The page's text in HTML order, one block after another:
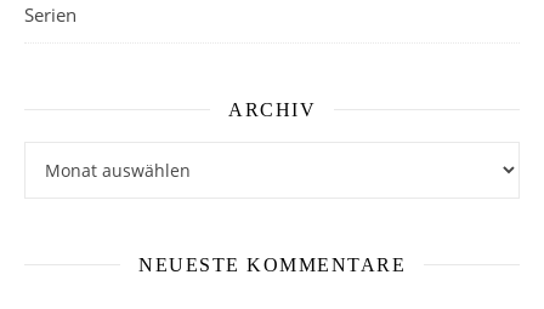
Serien
ARCHIV
NEUESTE KOMMENTARE